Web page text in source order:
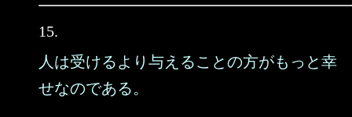
15.
人は受けるより与えることの方がもっと幸
せなのである。